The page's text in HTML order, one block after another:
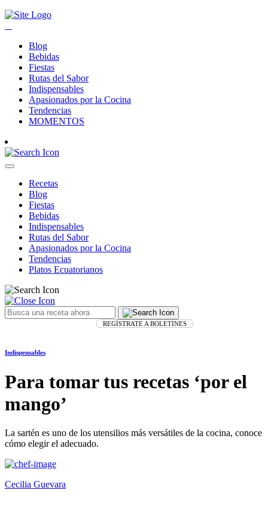
Blog
Bebidas
Fiestas
Rutas del Sabor
Indispensables
Apasionados por la Cocina
Tendencias
MOMENTOS
Recetas
Blog
Fiestas
Bebidas
Indispensables
Rutas del Sabor
Apasionados por la Cocina
Tendencias
Platos Ecuatorianos
REGÍSTRATE A BOLETINES
Indispensables
Para tomar tus recetas ‘por el
mango’
La sartén es uno de los utensilios más versátiles de la cocina, conoce
cómo elegir el adecuado.
Cecilia Guevara